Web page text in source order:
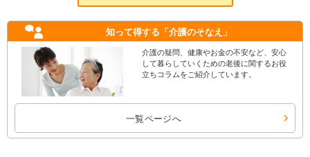
知って得する 「介護のそなえ」
介護の疑問、健康やお金の不安など、安心
して暮らしていくための老後に関するお役
立ちコラムをご紹介しています。
一覧ページへ